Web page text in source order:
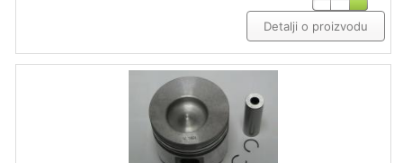
Detalji o proizvodu